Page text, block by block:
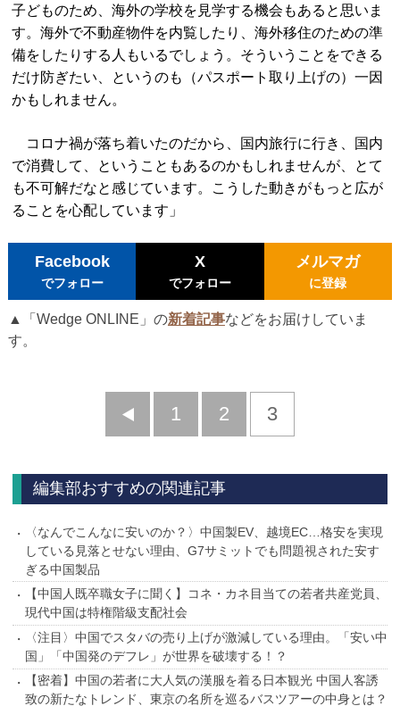
子どものため、海外の学校を見学する機会もあると思いま
す。海外で不動産物件を内覧したり、海外移住のための準
備をしたりする人もいるでしょう。そういうことをできる
だけ防ぎたい、というのも（パスポート取り上げの）一因
かもしれません。
コロナ禍が落ち着いたのだから、国内旅行に行き、国内
で消費して、ということもあるのかもしれませんが、とて
も不可解だなと感じています。こうした動きがもっと広が
ることを心配しています」
Facebook
でフォロー
X
でフォロー
メルマガ
に登録
▲「Wedge ONLINE」の新着記事などをお届けしていま
す。
前
1 2 3
編集部おすすめの関連記事
〈なんでこんなに安いのか？〉中国製EV、越境EC…格安を実現
している見落とせない理由、G7サミットでも問題視された安す
ぎる中国製品
【中国人既卒職女子に聞く】コネ・カネ目当ての若者共産党員、
現代中国は特権階級支配社会
〈注目〉中国でスタバの売り上げが激減している理由。「安い中
国」「中国発のデフレ」が世界を破壊する！？
【密着】中国の若者に大人気の漢服を着る日本観光 中国人客誘
致の新たなトレンド、東京の名所を巡るバスツアーの中身とは？